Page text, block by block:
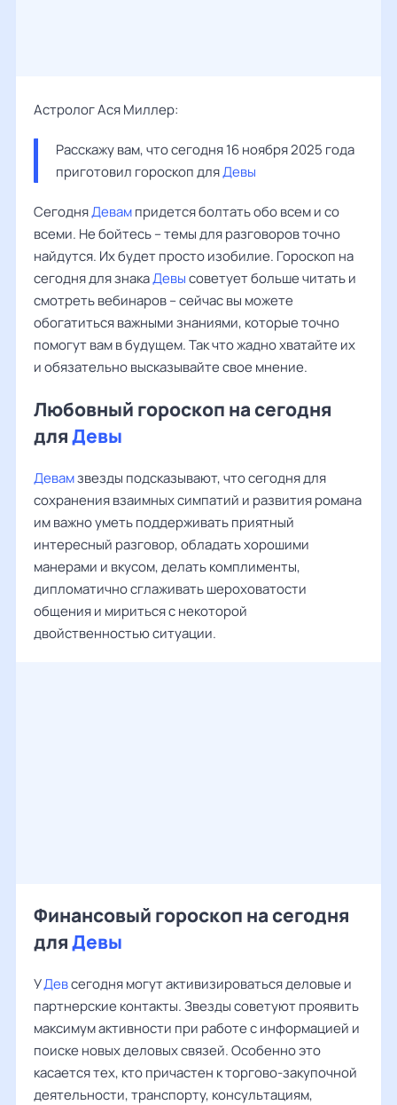
Астролог Ася Миллер:
Расскажу вам, что сегодня 16 ноября 2025 года
приготовил гороскоп для Девы
СегодняДевампридется болтать обо всем и со
всеми. Не бойтесь – темы для разговоров точно
найдутся. Их будет просто изобилие. Гороскоп на
сегодня для знакаДевысоветует больше читать и
смотреть вебинаров – сейчас вы можете
обогатиться важными знаниями, которые точно
помогут вам в будущем. Так что жадно хватайте их
и обязательно высказывайте свое мнение.
Любовный гороскоп на сегодня
дляДевы
Девамзвезды подсказывают, что сегодня для
сохранения взаимных симпатий и развития романа
им важно уметь поддерживать приятный
интересный разговор, обладать хорошими
манерами и вкусом, делать комплименты,
дипломатично сглаживать шероховатости
общения и мириться с некоторой
двойственностью ситуации.
Финансовый гороскоп на сегодня
дляДевы
УДевсегодня могут активизироваться деловые и
партнерские контакты. Звезды советуют проявить
максимум активности при работе с информацией и
поиске новых деловых связей. Особенно это
касается тех, кто причастен к торгово-закупочной
деятельности, транспорту, консультациям,